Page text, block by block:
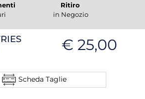
Ritiro
in Negozio
€ 25,00
Scheda Taglie